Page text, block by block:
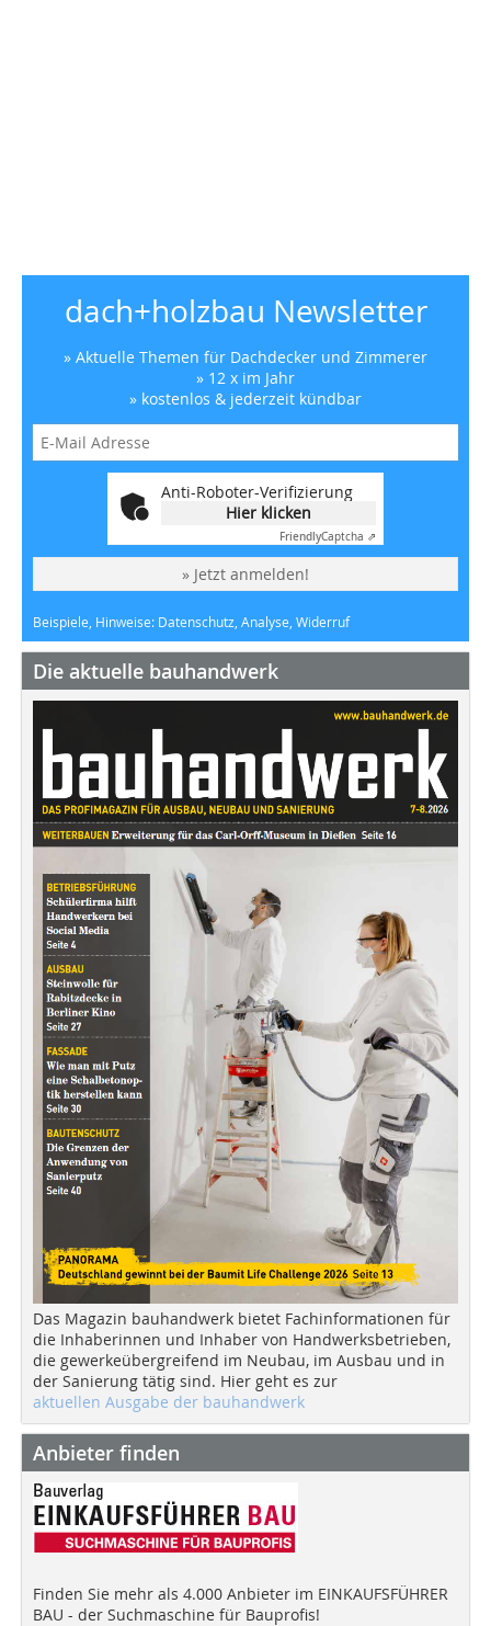
dach+holzbau Newsletter
» Aktuelle Themen für Dachdecker und Zimmerer
» 12 x im Jahr
» kostenlos & jederzeit kündbar
Anti-Roboter-Verifizierung
Hier klicken
FriendlyCaptcha ⇗
» Jetzt anmelden!
Beispiele, Hinweise: Datenschutz, Analyse, Widerruf
Die aktuelle bauhandwerk
Das Magazin bauhandwerk bietet Fachinformationen für
die Inhaberinnen und Inhaber von Handwerksbetrieben,
die gewerkeübergreifend im Neubau, im Ausbau und in
der Sanierung tätig sind. Hier geht es zur
aktuellen Ausgabe der bauhandwerk
Anbieter finden
Finden Sie mehr als 4.000 Anbieter im EINKAUFSFÜHRER
BAU - der Suchmaschine für Bauprofis!